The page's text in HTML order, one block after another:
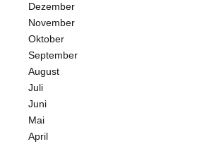
Dezember
November
Oktober
September
August
Juli
Juni
Mai
April